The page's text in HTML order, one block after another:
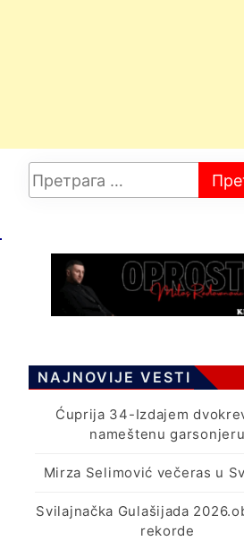
NAJNOVIJE VESTI
Ćuprija 34-Izdajem
nameštenu garsonjeru
Mirza Selimović večeras u
Svilajnačka Gulašijada
rekorde